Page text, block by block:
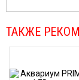
ТАКЖЕ